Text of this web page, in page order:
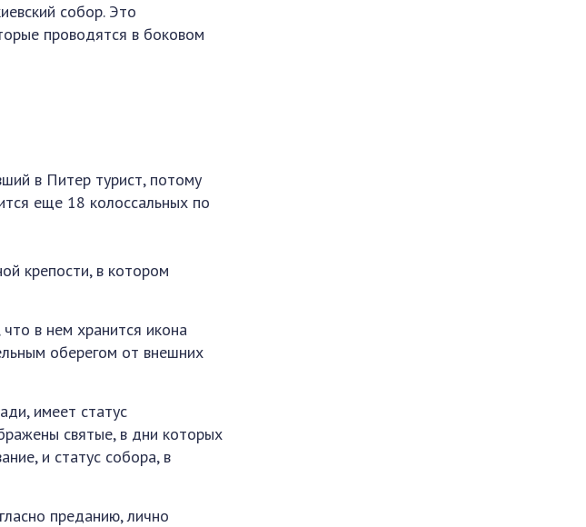
собор. Это
проводятся в боковом
в Питер турист, потому
еще 18 колоссальных по
крепости, в котором
в нем хранится икона
оберегом от внешних
имеет статус
святые, в дни которых
и статус собора, в
преданию, лично